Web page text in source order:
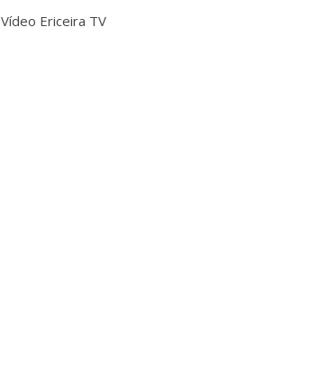
Vídeo Ericeira TV